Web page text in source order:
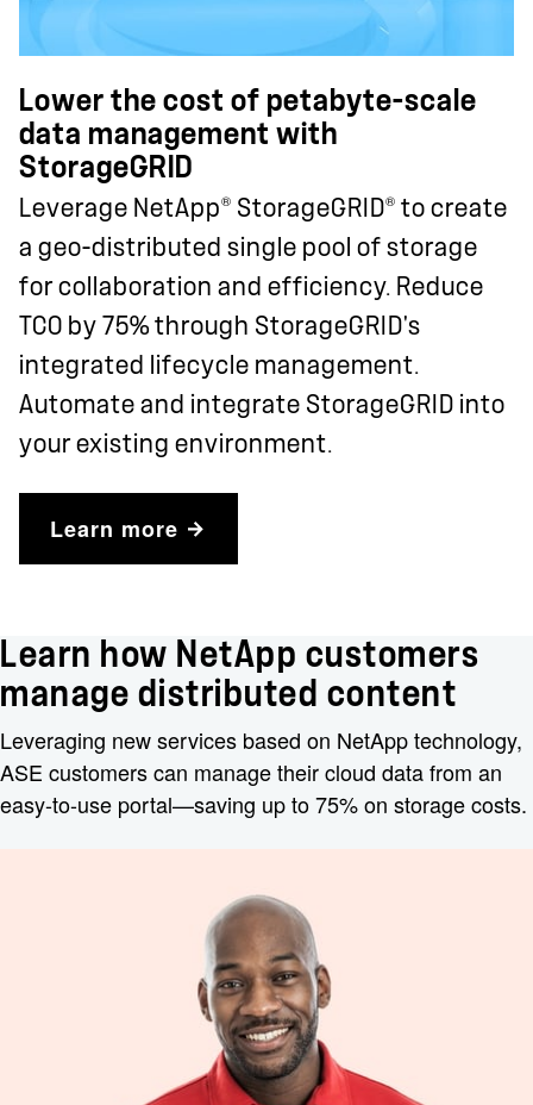
Lower the cost of petabyte-scale
data management with
StorageGRID
Leverage NetApp® StorageGRID® to create
a geo-distributed single pool of storage
for collaboration and efficiency. Reduce
TCO by 75% through StorageGRID's
integrated lifecycle management.
Automate and integrate StorageGRID into
your existing environment.
Learn more
Learn how NetApp customers
manage distributed content
Leveraging new services based on NetApp technology,
ASE customers can manage their cloud data from an
easy-to-use portal—saving up to 75% on storage costs.